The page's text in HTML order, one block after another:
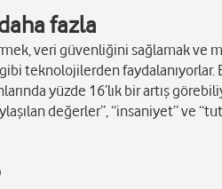
fazla
veri güvenliğini sağlamak ve
teknolojilerden faydalanıyorlar.
yüzde 16’lık bir artış
değerler”, “insaniyet” ve